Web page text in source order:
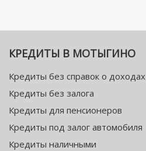
КРЕДИТЫ В МОТЫГИНО
Кредиты без справок о доходах
Кредиты без залога
Кредиты для пенсионеров
Кредиты под залог автомобиля
Кредиты наличными